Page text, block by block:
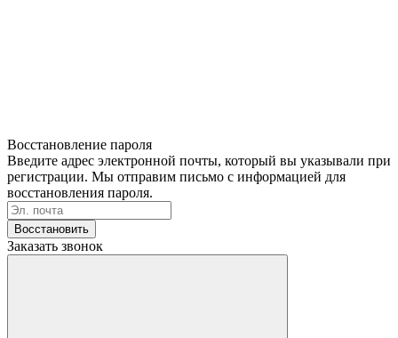
Восстановление пароля
Введите адрес электронной почты, который вы указывали при
регистрации. Мы отправим письмо с информацией для
восстановления пароля.
Восстановить
Заказать звонок